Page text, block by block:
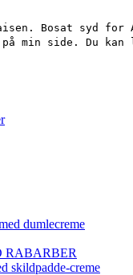
Bosat syd for
min side. Du kan
dumlecreme
RABARBER
skildpadde-creme